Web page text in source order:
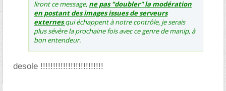
liront ce message, ne pas "doubler" la modération
en postant des images issues de serveurs
externesqui échappent à notre contrôle, je serais
plus sévère la prochaine fois avec ce genre de manip, à
bon entendeur.
desole !!!!!!!!!!!!!!!!!!!!!!!!!